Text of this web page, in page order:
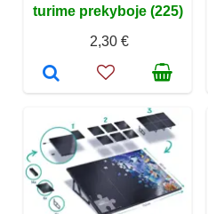
turime prekyboje (225)
2,30 €